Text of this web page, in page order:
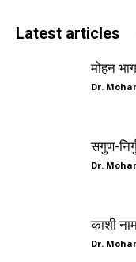
Latest articles
मोहन
Dr.
सगुण-
Dr.
काशी
Dr.